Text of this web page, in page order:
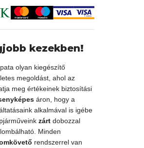
kezekben!
olyan kiegészítő
megoldást, ahol az
meg értékeinek biztosítási
áron, hogy a
alkalmával is igébe
zárt dobozzal
Minden
rendszerrel van